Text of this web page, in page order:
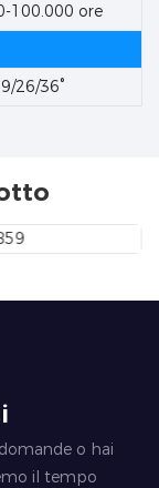
100.000 ore
26/36°
o hai
il tempo